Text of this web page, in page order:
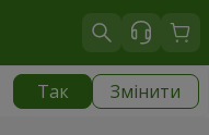
Так Змінити